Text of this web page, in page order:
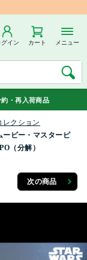
グイン カート メニュー
約・再入荷商品
レクション
ビー・マスターピ
（分解）
次の商品